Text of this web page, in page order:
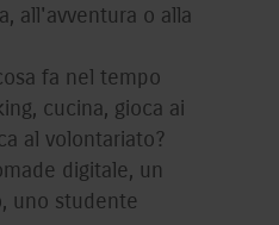
all'avventura o alla
fa nel tempo
cucina, gioca ai
al volontariato?
digitale, un
uno studente